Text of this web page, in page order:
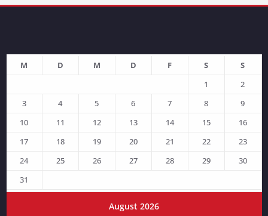
August 2026
M D M D F S
S
1
2
3
4 5 6 7 8
9
10
11 12 13 14 15
16
17
18 19 20 21 22
23
24
25 26 27 28 29
30
31